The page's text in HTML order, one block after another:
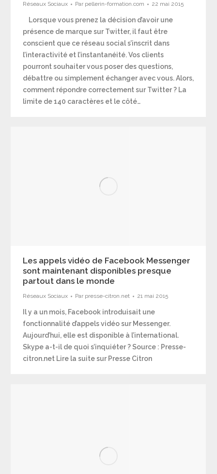
Réseaux Sociaux Par pellerin-formation.com 22 mai 2015
Lorsque vous prenez la décision d’avoir une
présence de marque sur Twitter, il faut être
conscient que ce réseau social s’inscrit dans
l’interactivité et l’instantanéité. Vos clients
pourront souhaiter vous poser des questions,
débattre ou simplement échanger avec vous. Alors,
comment répondre correctement sur Twitter ? La
limite de 140 caractères et le côté…
Les appels vidéo de Facebook Messenger
sont maintenant disponibles presque
partout dans le monde
Réseaux Sociaux Par presse-citron.net 21 mai 2015
Il y a un mois, Facebook introduisait une
fonctionnalité d’appels vidéo sur Messenger.
Aujourd’hui, elle est disponible à l’international.
Skype a-t-il de quoi s’inquiéter ? Source : Presse-
citron.net Lire la suite sur Presse Citron